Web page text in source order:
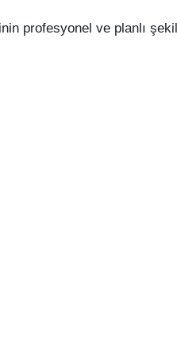
profesyonel ve planlı